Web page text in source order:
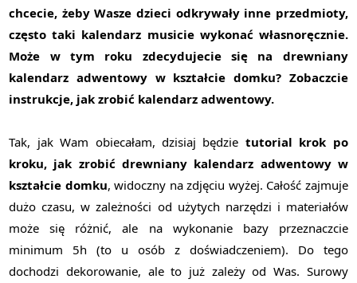
chcecie, żeby Wasze dzieci odkrywały inne przedmioty,
często taki kalendarz musicie wykonać własnoręcznie.
Może w tym roku zdecydujecie się na drewniany
kalendarz adwentowy w kształcie domku? Zobaczcie
instrukcje, jak zrobić kalendarz adwentowy.
Tak, jak Wam obiecałam, dzisiaj będzie tutorial krok po
kroku, jak zrobić drewniany kalendarz adwentowy w
kształcie domku, widoczny na zdjęciu wyżej. Całość zajmuje
dużo czasu, w zależności od użytych narzędzi i materiałów
może się różnić, ale na wykonanie bazy przeznaczcie
minimum 5h (to u osób z doświadczeniem). Do tego
dochodzi dekorowanie, ale to już zależy od Was. Surowy